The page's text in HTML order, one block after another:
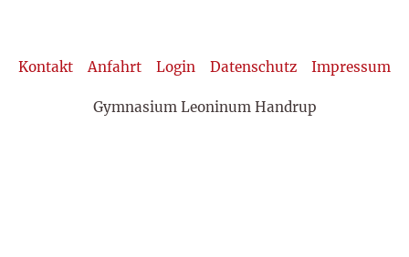
Kontakt Anfahrt Login Datenschutz Impressum
Gymnasium Leoninum Handrup